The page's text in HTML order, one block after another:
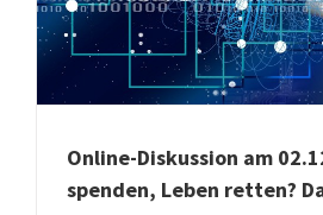
Online-Diskussion am
spenden, Leben retten?